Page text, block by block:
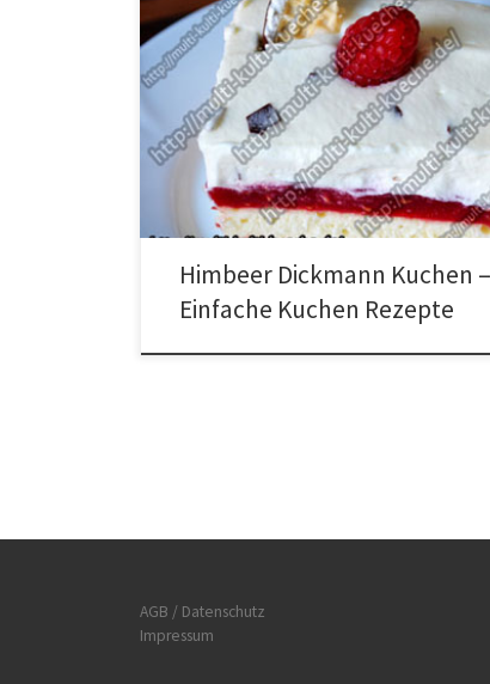
Zutaten für Himbeer Dickmann Kuchen 5
Himbeeren300g Puderzucker300ml Wasser100ml
Öl250g Mehl300ml Himbeersirup2 Pack.
Vanillepuddingpulver600ml Schlagsahne1 Paket
Schokoküsse (Dickmanns) Für die DekoFrische
Himbeeren Zubereitung für Dickmann Kuchen
trennen und das Eiweiß steif schlagen. 200g
Puderzucker und Eigelb vermischen. 100ml
das Öl und das Mehl dazugeben und daraus […]
Himbeer Dickmann Kuchen –
Einfache Kuchen Rezepte
AGB / Datenschutz
Impressum